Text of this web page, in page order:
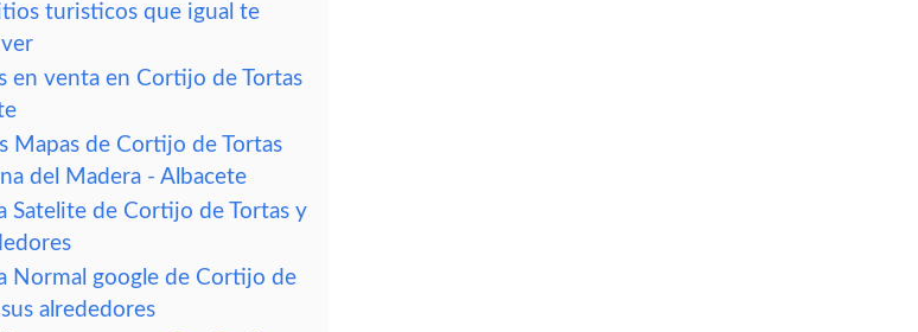
turisticos que igual te
en venta en Cortijo de Tortas
Mapas de Cortijo de Tortas
del Madera - Albacete
Satelite de Cortijo de Tortas y
Normal google de Cortijo de
alrededores